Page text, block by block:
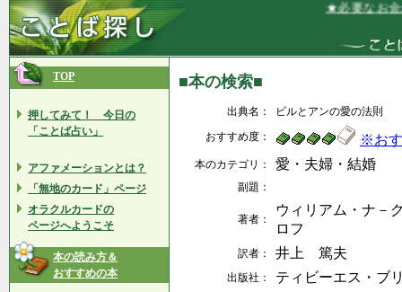
★必要なお金
TOP
押してみて！ 今日の
「ことば占い」
アファメーションとは？
「無地のカード」ページ
オラクルカードの
ページへようこそ
本の読み方＆
おすすめの本
■本の検索■
出典名：
ビルとアンの愛の法則
おすすめ度：
※お
本のカテゴリ： 愛・夫婦・結婚
副題：
著者：
ウィリアム・ナ－
ロフ
訳者： 井上 篤夫
出版社： ティビーエス・ブ